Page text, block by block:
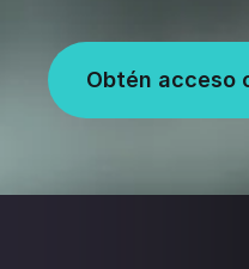
Obtén acceso